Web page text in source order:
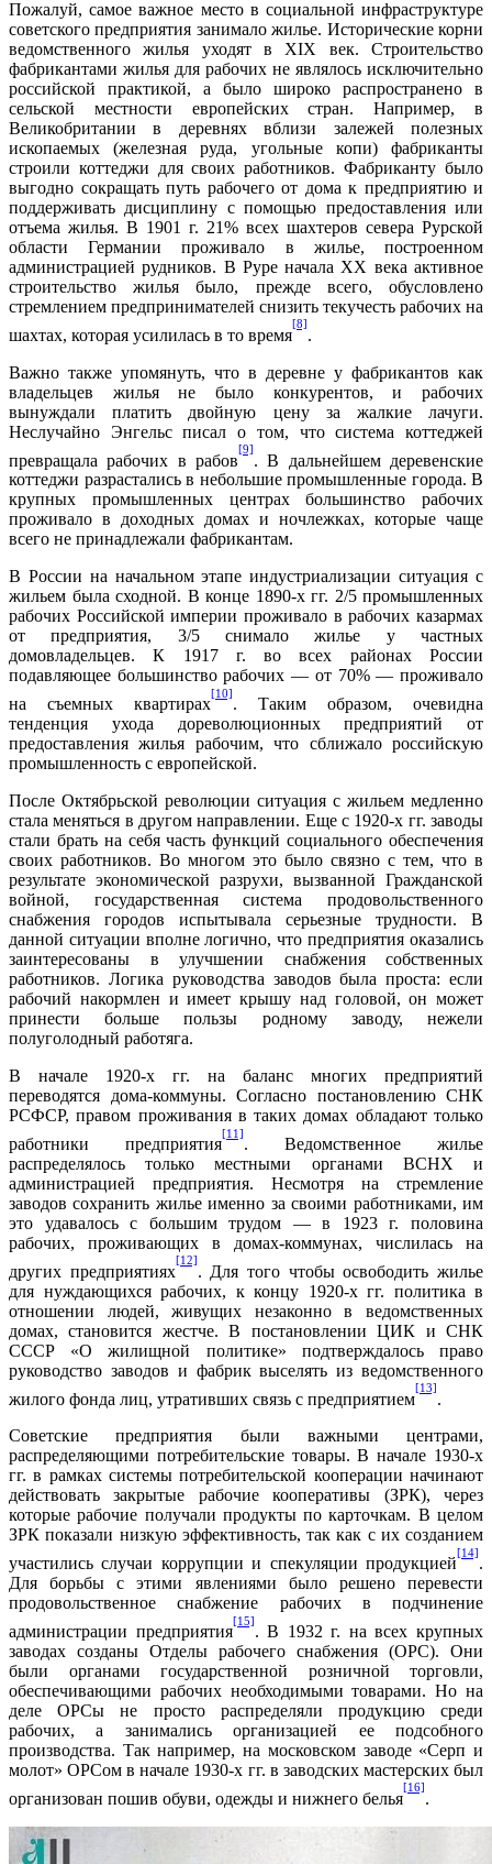
Пожалуй, самое важное место в социальной инфраструктуре
советского предприятия занимало жилье. Исторические корни
ведомственного жилья уходят в XIX век. Строительство
фабрикантами жилья для рабочих не являлось исключительно
российской практикой, а было широко распространено в
сельской местности европейских стран. Например, в
Великобритании в деревнях вблизи залежей полезных
ископаемых (железная руда, угольные копи) фабриканты
строили коттеджи для своих работников. Фабриканту было
выгодно сокращать путь рабочего от дома к предприятию и
поддерживать дисциплину с помощью предоставления или
отъема жилья. В 1901 г. 21% всех шахтеров севера Рурской
области Германии проживало в жилье, построенном
администрацией рудников. В Руре начала XX века активное
строительство жилья было, прежде всего, обусловлено
стремлением предпринимателей снизить текучесть рабочих на
шахтах, которая усилилась в то время
[8]
.
Важно также упомянуть, что в деревне у фабрикантов как
владельцев жилья не было конкурентов, и рабочих
вынуждали платить двойную цену за жалкие лачуги.
Неслучайно Энгельс писал о том, что система коттеджей
превращала рабочих в рабов
[9]
. В дальнейшем деревенские
коттеджи разрастались в небольшие промышленные города. В
крупных промышленных центрах большинство рабочих
проживало в доходных домах и ночлежках, которые чаще
всего не принадлежали фабрикантам.
В России на начальном этапе индустриализации ситуация с
жильем была сходной. В конце 1890-х гг. 2/5 промышленных
рабочих Российской империи проживало в рабочих казармах
от предприятия, 3/5 снимало жилье у частных
домовладельцев. К 1917 г. во всех районах России
подавляющее большинство рабочих — от 70% — проживало
на съемных квартирах
[10]
. Таким образом, очевидна
тенденция ухода дореволюционных предприятий от
предоставления жилья рабочим, что сближало российскую
промышленность с европейской.
После Октябрьской революции ситуация с жильем медленно
стала меняться в другом направлении. Еще с 1920-х гг. заводы
стали брать на себя часть функций социального обеспечения
своих работников. Во многом это было связно с тем, что в
результате экономической разрухи, вызванной Гражданской
войной, государственная система продовольственного
снабжения городов испытывала серьезные трудности. В
данной ситуации вполне логично, что предприятия оказались
заинтересованы в улучшении снабжения собственных
работников. Логика руководства заводов была проста: если
рабочий накормлен и имеет крышу над головой, он может
принести больше пользы родному заводу, нежели
полуголодный работяга.
В начале 1920-х гг. на баланс многих предприятий
переводятся дома-коммуны. Согласно постановлению СНК
РСФСР, правом проживания в таких домах обладают только
работники предприятия
[11]
. Ведомственное жилье
распределялось только местными органами ВСНХ и
администрацией предприятия. Несмотря на стремление
заводов сохранить жилье именно за своими работниками, им
это удавалось с большим трудом — в 1923 г. половина
рабочих, проживающих в домах-коммунах, числилась на
других предприятиях
[12]
. Для того чтобы освободить жилье
для нуждающихся рабочих, к концу 1920-х гг. политика в
отношении людей, живущих незаконно в ведомственных
домах, становится жестче. В постановлении ЦИК и СНК
СССР «О жилищной политике» подтверждалось право
руководство заводов и фабрик выселять из ведомственного
жилого фонда лиц, утративших связь с предприятием
[13]
Советские предприятия были важными центрами,
распределяющими потребительские товары. В начале 1930-х
гг. в рамках системы потребительской кооперации начинают
действовать закрытые рабочие кооперативы (ЗРК), через
которые рабочие получали продукты по карточкам. В целом
ЗРК показали низкую эффективность, так как с их созданием
участились случаи коррупции и спекуляции продукцией
[14]
.
Для борьбы с этими явлениями было решено перевести
продовольственное снабжение рабочих в подчинение
администрации предприятия
[15]
. В 1932 г. на всех крупных
заводах созданы Отделы рабочего снабжения (ОРС). Они
были органами государственной розничной торговли,
обеспечивающими рабочих необходимыми товарами. Но на
деле ОРСы не просто распределяли продукцию среди
рабочих, а занимались организацией ее подсобного
производства. Так например, на московском заводе «Серп и
молот» ОРСом в начале 1930-х гг. в заводских мастерских был
организован пошив обуви, одежды и нижнего белья
[16]
.